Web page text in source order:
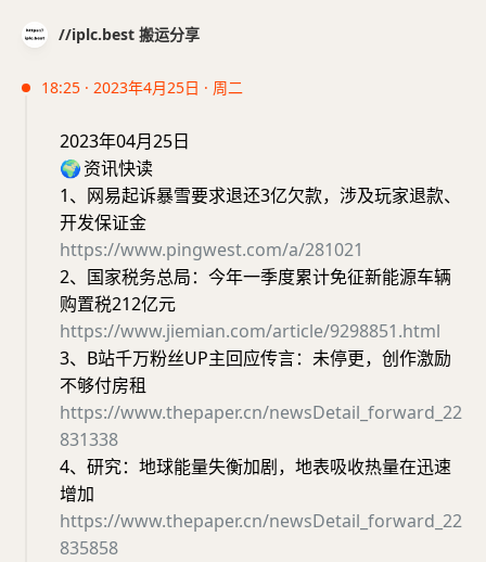
//iplc.best 搬运分享
18:25 · 2023年4月25日 · 周二
2023年04月25日
🌍资讯快读
1、网易起诉暴雪要求退还3亿欠款，涉及玩家退款、
开发保证金
https://www.pingwest.com/a/281021
2、国家税务总局：今年一季度累计免征新能源车辆
购置税212亿元
https://www.jiemian.com/article/9298851.html
3、B站千万粉丝UP主回应传言：未停更，创作激励
不够付房租
https://www.thepaper.cn/newsDetail_forward_22
831338
4、研究：地球能量失衡加剧，地表吸收热量在迅速
增加
https://www.thepaper.cn/newsDetail_forward_22
835858